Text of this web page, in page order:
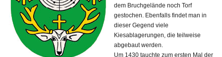
dem Bruchgelände noch Torf
gestochen. Ebenfalls findet man in
dieser Gegend viele
Kiesablagerungen, die teilweise
abgebaut werden.
Um 1430 tauchte zum ersten Mal der